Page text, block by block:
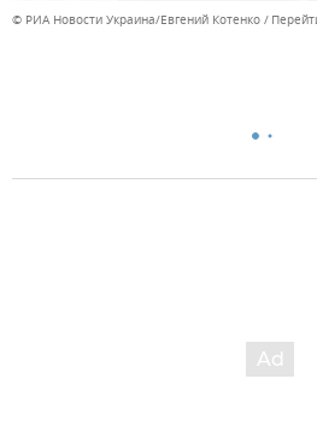
© РИА Новости Украина/Евгений Котенко